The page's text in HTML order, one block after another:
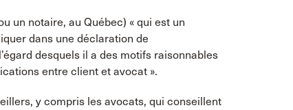
un notaire, au Québec) « qui est un
dans une déclaration de
desquels il a des motifs raisonnables
entre client et avocat ».
y compris les avocats, qui conseillent